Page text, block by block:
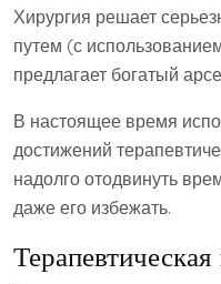
Хирургия решает
путем (с
предлагает богатый
В настоящее время
достижений
надолго отодвинуть
даже его избежать.